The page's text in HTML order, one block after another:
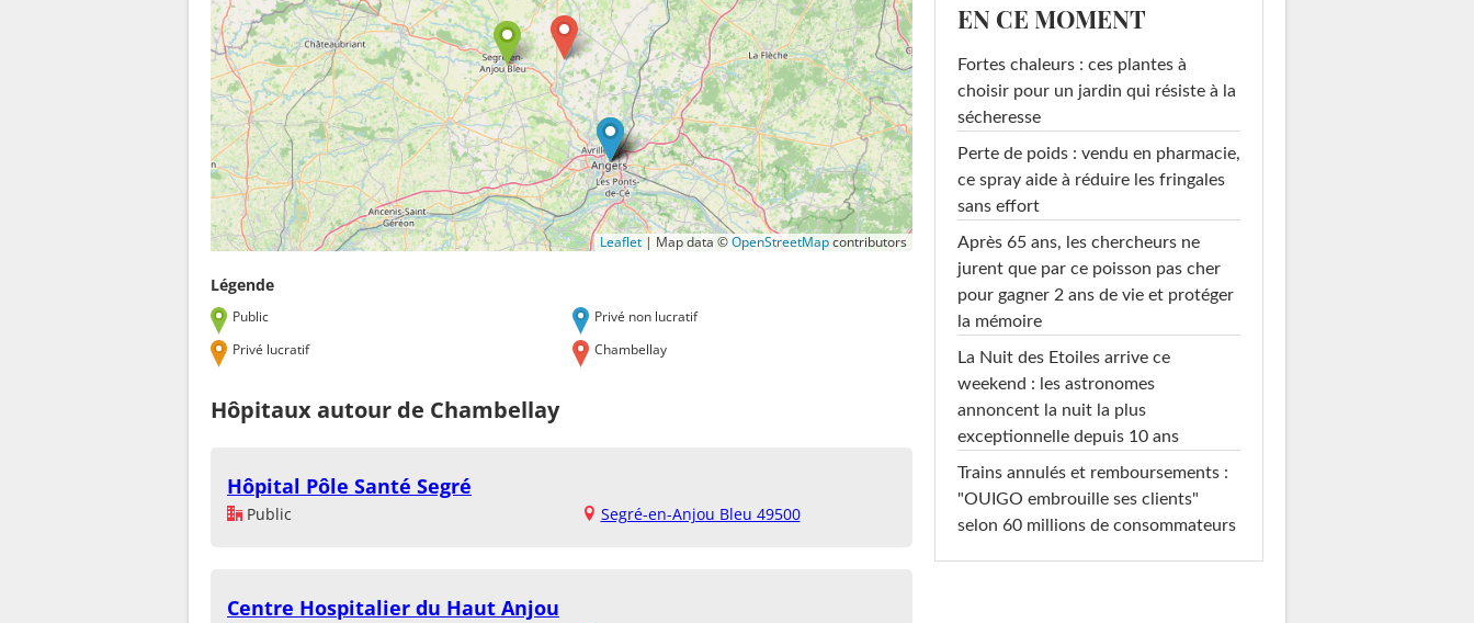
Leaflet | Map data ©OpenStreetMapcontributors
Légende
Public
Privé non lucratif
Privé lucratif
Chambellay
Hôpitaux autour de Chambellay
Hôpital Pôle Santé Segré
Public Segré-en-Anjou Bleu 49500
Centre Hospitalier du Haut Anjou
EN CE MOMENT
Fortes chaleurs : ces plantes à
choisir pour un jardin qui résiste à la
sécheresse
Perte de poids : vendu en pharmacie,
ce spray aide à réduire les fringales
sans effort
Après 65 ans, les chercheurs ne
jurent que par ce poisson pas cher
pour gagner 2 ans de vie et protéger
la mémoire
La Nuit des Etoiles arrive ce
weekend : les astronomes
annoncent la nuit la plus
exceptionnelle depuis 10 ans
Trains annulés et remboursements :
"OUIGO embrouille ses clients"
selon 60 millions de consommateurs